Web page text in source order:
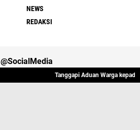
NEWS
REDAKSI
@SocialMedia
Tanggapi Aduan Warga kepada